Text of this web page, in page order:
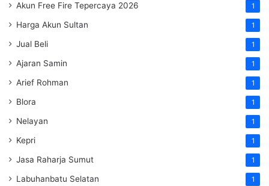
Akun Free Fire Tepercaya 2026 1
Harga Akun Sultan 1
Jual Beli 1
Ajaran Samin 1
Arief Rohman 1
Blora 1
Nelayan 1
Kepri 1
Jasa Raharja Sumut 1
Labuhanbatu Selatan 1